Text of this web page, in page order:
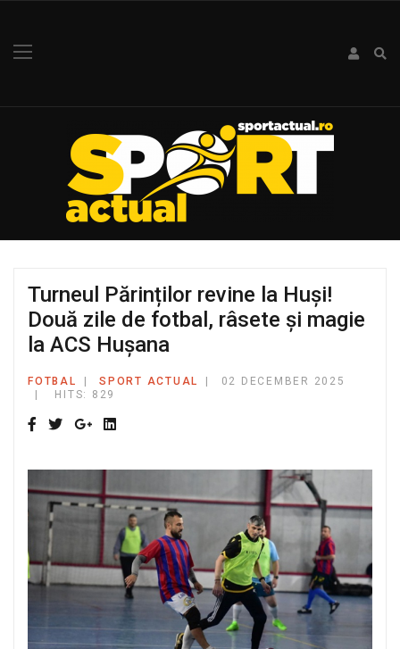
Turneul Părinților revine la Huși!
Două zile de fotbal, râsete și magie
la ACS Hușana
FOTBAL SPORT ACTUAL
02 DECEMBER 2025
HITS: 829